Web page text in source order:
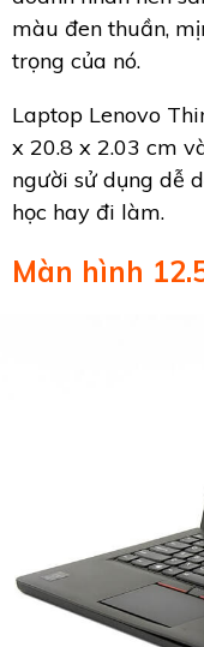
màu đen thuần,
trọng của nó.
Laptop Lenovo
x 20.8 x 2.03 cm
người sử dụng dễ
học hay đi làm.
Màn hình